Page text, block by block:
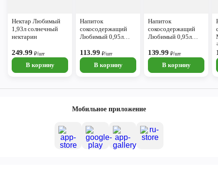
Нектар Любимый
1,93л солнечный
нектарин
249.99 ₽/шт
В корзину
Напиток
сокосодержащий
Любимый 0,95л
113.99 ₽/шт
В корзину
Напиток
сокосодержащий
Любимый 0,95л
139.99 ₽/шт
В корзину
Мобильное приложение